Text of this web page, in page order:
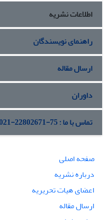
حضور داعش در سوریه و
ایران نمی‌تواند و نمی‌بایست
اطلاعات نشریه
راهنمای نویسندگان
ارسال مقاله
داوران
تماس با ما : 75-22802671-021
صفحه اصلی
درباره نشریه
اعضای هیات تحریریه
ارسال مقاله